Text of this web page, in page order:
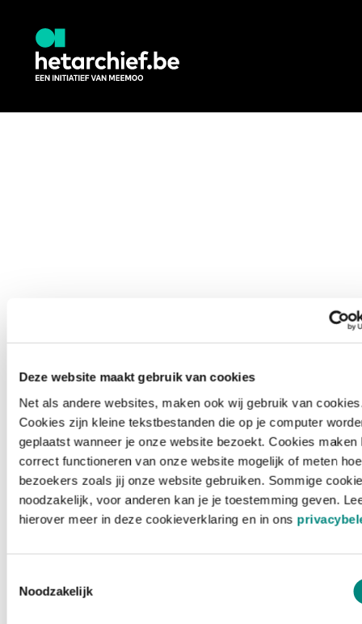
Deze website maakt gebruik van cookies
Net als andere websites, maken ook wij gebruik van
Cookies zijn kleine tekstbestanden die op je computer
geplaatst wanneer je onze website bezoekt. Cookies maken
correct functioneren van onze website mogelijk of meten hoe
bezoekers zoals jij onze website gebruiken. Sommige
noodzakelijk, voor anderen kan je je toestemming geven.
hierover meer in deze cookieverklaring en in ons
Noodzakelijk